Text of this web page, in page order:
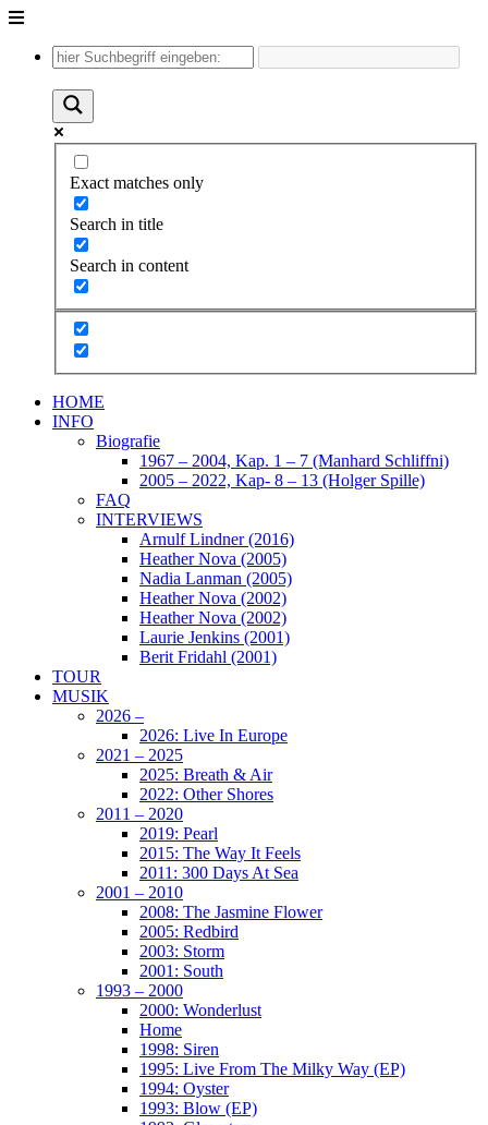
Unter
Inhalt
Exact matches only
Search in title
Search in content
HOME
INFO
Biografie
1967 – 2004, Kap. 1 – 7 (Manhard Schliffni)
2005 – 2022, Kap- 8 – 13 (Holger Spille)
FAQ
INTERVIEWS
Arnulf Lindner (2016)
Heather Nova (2005)
Nadia Lanman (2005)
Heather Nova (2002)
Heather Nova (2002)
Laurie Jenkins (2001)
Berit Fridahl (2001)
TOUR
MUSIK
2026 –
2026: Live In Europe
2021 – 2025
2025: Breath & Air
2022: Other Shores
2011 – 2020
2019: Pearl
2015: The Way It Feels
2011: 300 Days At Sea
2001 – 2010
2008: The Jasmine Flower
2005: Redbird
2003: Storm
2001: South
1993 – 2000
2000: Wonderlust
Home
1998: Siren
1995: Live From The Milky Way (EP)
1994: Oyster
1993: Blow (EP)